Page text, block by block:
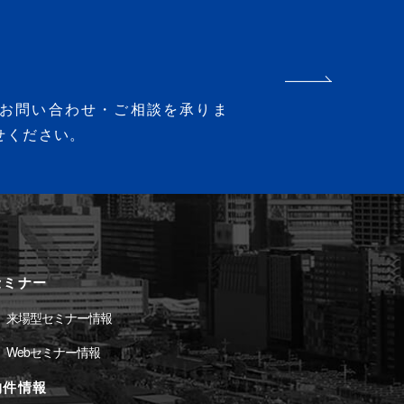
問い合わせ・ご相談を承りま
ださい。
ナー
来場型セミナー情報
Webセミナー情報
情報